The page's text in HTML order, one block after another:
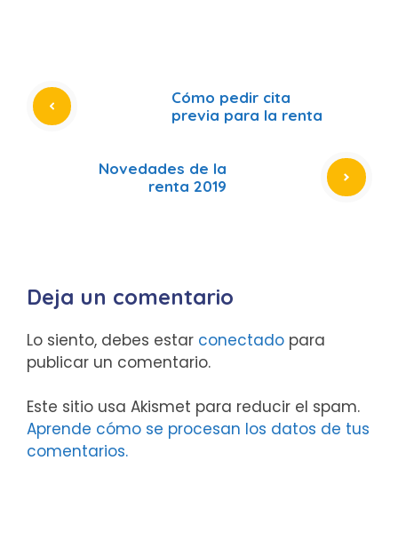
Cómo pedir cita
previa para la renta
Novedades de la
renta 2019
Deja un comentario
Lo siento, debes estar conectado para
publicar un comentario.
Este sitio usa Akismet para reducir el spam.
Aprende cómo se procesan los datos de tus
comentarios.